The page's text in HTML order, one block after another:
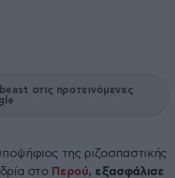
στις προτεινόμενες
της ριζοσπαστικής
στο Περού, εξασφάλισε